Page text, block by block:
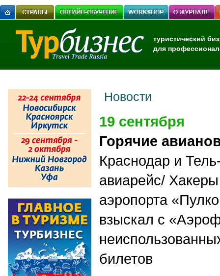
туристический
для
Новости
19 сентября
Горячие
Краснодар и
авиарейс/
аэропорта
взыскал с
билетов